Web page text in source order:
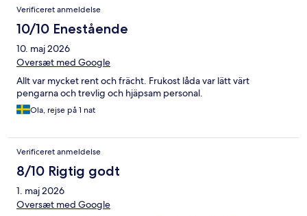
Verificeret anmeldelse
10/10 Enestående
10. maj 2026
Oversæt med Google
Allt var mycket rent och frächt. Frukost låda var lätt värt
pengarna och trevlig och hjäpsam personal.
Ola, rejse på 1 nat
Verificeret anmeldelse
8/10 Rigtig godt
1. maj 2026
Oversæt med Google